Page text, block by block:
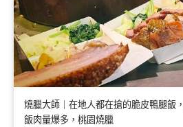
燒臘大師｜在地人都在搶的脆皮鴨腿飯
飯肉量爆多，桃園燒臘